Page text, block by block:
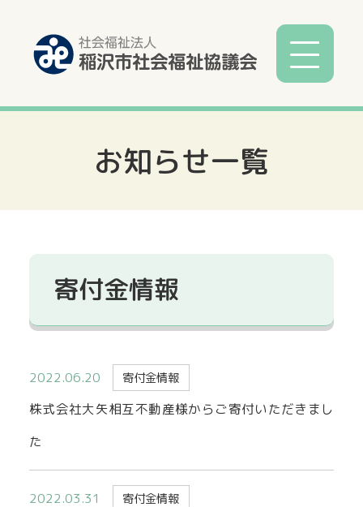
社協とは
社協事業
寄付募金
貸出事業
お知らせ一覧
寄付金情報
2022.06.20 寄付金情報
株式会社大矢相互不動産様からご寄付いただきまし
た
2022.03.31 寄付金情報